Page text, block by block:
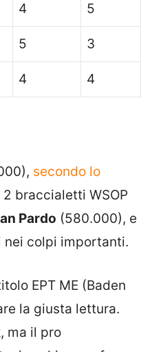
4 5
5 3
4 4
secondo lo
braccialetti WSOP
Pardo (580.000), e
colpi importanti.
EPT ME (Baden
la giusta lettura.
ma il pro